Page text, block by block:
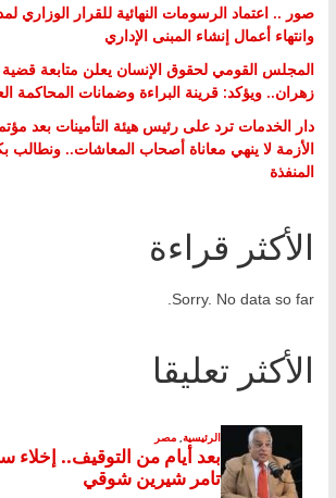
صور .. اعتماد الرسومات النهائية للقرار الوزاري
وانتهاء أعمال إنشاء المبنى الإداري
المجلس القومي لحقوق الإنسان يعلن متابعة قضية
زهران.. ويؤكد: قرينة البراءة وضمانات المحاكمة
دار الخدمات ترد على رئيس هيئة التأمينات بعد
الأزمة لا ينهي معاناة أصحاب المعاشات..
المنفذة
الأكثر قراءة
Sorry. No data so far.
الأكثر تعليقا